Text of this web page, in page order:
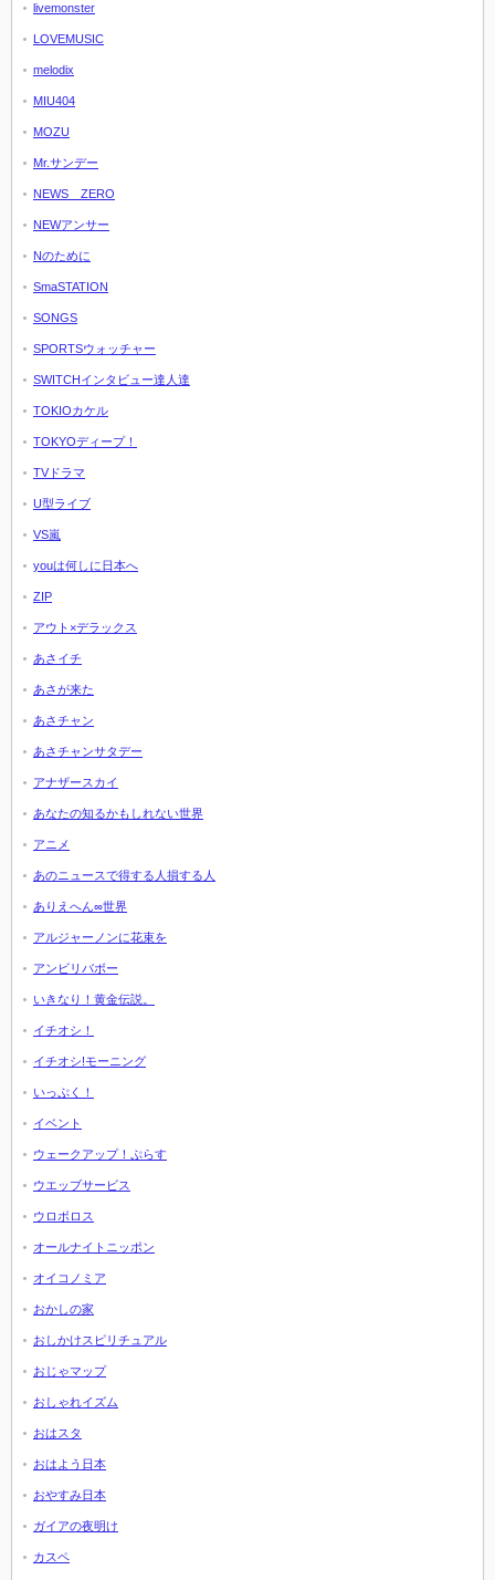
livemonster
LOVEMUSIC
melodix
MIU404
MOZU
Mr.サンデー
NEWS ZERO
NEWアンサー
Nのために
SmaSTATION
SONGS
SPORTSウォッチャー
SWITCHインタビュー達人達
TOKIOカケル
TOKYOディープ！
TVドラマ
U型ライブ
VS嵐
youは何しに日本へ
ZIP
アウト×デラックス
あさイチ
あさが来た
あさチャン
あさチャンサタデー
アナザースカイ
あなたの知るかもしれない世界
アニメ
あのニュースで得する人損する人
ありえへん∞世界
アルジャーノンに花束を
アンビリバボー
いきなり！黄金伝説。
イチオシ！
イチオシ!モーニング
いっぷく！
イベント
ウェークアップ！ぷらす
ウエッブサービス
ウロボロス
オールナイトニッポン
オイコノミア
おかしの家
おしかけスピリチュアル
おじゃマップ
おしゃれイズム
おはスタ
おはよう日本
おやすみ日本
ガイアの夜明け
カスペ